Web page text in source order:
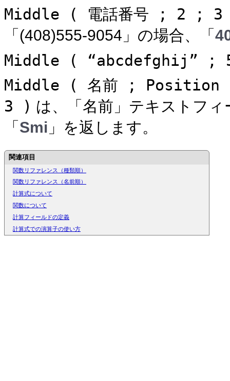
Middle ( 電話番号 ; 2 ;
「(408)555-9054」の場合、「
Middle ( “abcdefghij”
Middle ( 名前 ;
3 ) は、「名前」テキストフ
「 Smi 」を返します。
関連項目
関数リファレンス（種類順）
関数リファレンス（名前順）
計算式について
関数について
計算フィールドの定義
計算式での演算子の使い方